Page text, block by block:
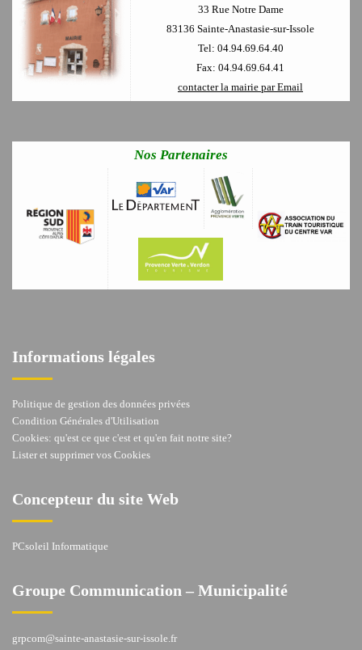
33 Rue Notre Dame
83136 Sainte-Anastasie-sur-Issole
Tel: 04.94.69.64.40
Fax: 04.94.69.64.41
contacter la mairie par Email
Nos Partenaires
Informations légales
Politique de gestion des données privées
Condition Générales d'Utilisation
Cookies: qu'est ce que c'est et qu'en fait notre site?
Lister et supprimer vos Cookies
Concepteur du site Web
PCsoleil Informatique
Groupe Communication – Municipalité
grpcom@sainte-anastasie-sur-issole.fr